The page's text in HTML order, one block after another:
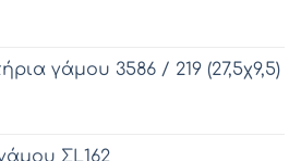
γάμου 3586 / 219 (27,5χ9,5)
ΣL162